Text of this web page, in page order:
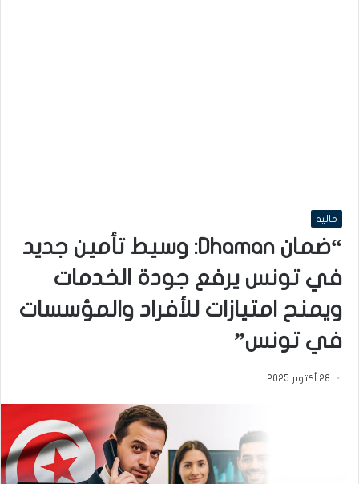
مالية
“ضمان Dhaman: وسيط تأمين جديد
في تونس يرفع جودة الخدمات
ويمنح امتيازات للأفراد والمؤسسات
في تونس”
28 أكتوبر 2025